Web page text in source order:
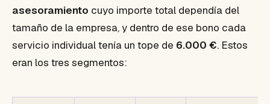
asesoramiento cuyo importe total dependía del
tamaño de la empresa, y dentro de ese bono cada
servicio individual tenía un tope de 6.000 €. Estos
eran los tres segmentos: